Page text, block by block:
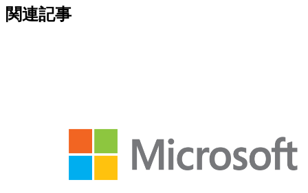
関連記事